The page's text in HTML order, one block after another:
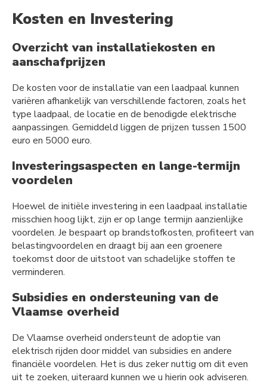
Kosten en Investering
Overzicht van installatiekosten en
aanschafprijzen
De kosten voor de installatie van een laadpaal kunnen
variëren afhankelijk van verschillende factoren, zoals het
type laadpaal, de locatie en de benodigde elektrische
aanpassingen. Gemiddeld liggen de prijzen tussen 1500
euro en 5000 euro.
Investeringsaspecten en lange-termijn
voordelen
Hoewel de initiële investering in een laadpaal installatie
misschien hoog lijkt, zijn er op lange termijn aanzienlijke
voordelen. Je bespaart op brandstofkosten, profiteert van
belastingvoordelen en draagt bij aan een groenere
toekomst door de uitstoot van schadelijke stoffen te
verminderen.
Subsidies en ondersteuning van de
Vlaamse overheid
De Vlaamse overheid ondersteunt de adoptie van
elektrisch rijden door middel van subsidies en andere
financiële voordelen. Het is dus zeker nuttig om dit even
uit te zoeken, uiteraard kunnen we u hierin ook adviseren.